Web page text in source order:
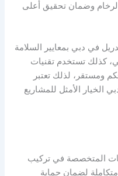
وضمان تحقيق أعلى
في دبي بمعايير السلامة
كذلك تستخدم تقنيات
ومستقر، لذلك تعتبر
الخيار الأمثل للمشاريع
المتخصصة في تركيب
لضمان حماية